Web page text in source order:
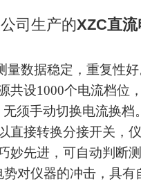
司生产的XZC直
数据稳定，重复性好
共设1000个电流档位
须手动切换电流换档。
直接转换分接开关，
妙先进，可自动判断
对仪器的冲击，具有